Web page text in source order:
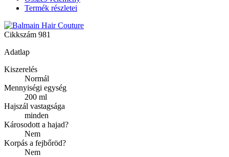
Termék részletei
Cikkszám 981
Adatlap
Kiszerelés
Normál
Mennyiségi egység
200 ml
Hajszál vastagsága
minden
Károsodott a hajad?
Nem
Korpás a fejbőröd?
Nem